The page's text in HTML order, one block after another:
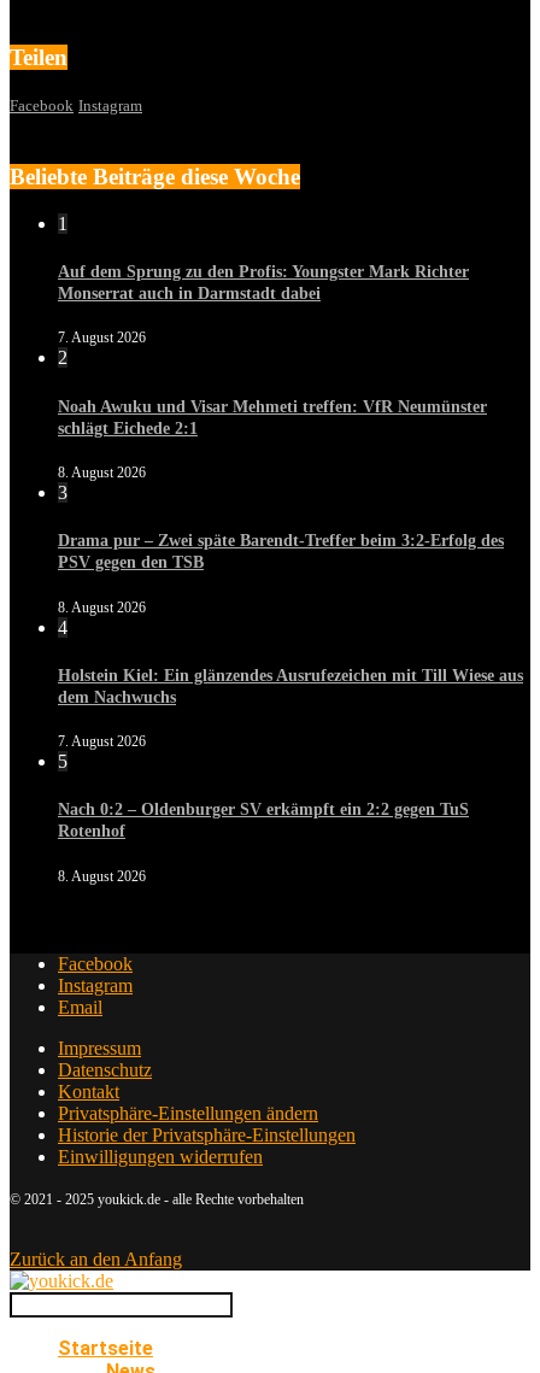
Teilen
Facebook Instagram
Beliebte Beiträge diese Woche
1
Auf dem Sprung zu den Profis: Youngster Mark Richter
Monserrat auch in Darmstadt dabei
7. August 2026
2
Noah Awuku und Visar Mehmeti treffen: VfR Neumünster
schlägt Eichede 2:1
8. August 2026
3
Drama pur – Zwei späte Barendt-Treffer beim 3:2-Erfolg des
PSV gegen den TSB
8. August 2026
4
Holstein Kiel: Ein glänzendes Ausrufezeichen mit Till Wiese aus
dem Nachwuchs
7. August 2026
5
Nach 0:2 – Oldenburger SV erkämpft ein 2:2 gegen TuS
Rotenhof
8. August 2026
Facebook
Instagram
Email
Impressum
Datenschutz
Kontakt
Privatsphäre-Einstellungen ändern
Historie der Privatsphäre-Einstellungen
Einwilligungen widerrufen
© 2021 - 2025 youkick.de - alle Rechte vorbehalten
Zurück an den Anfang
Startseite